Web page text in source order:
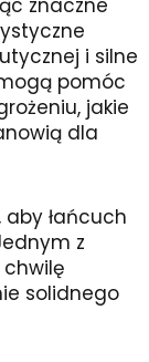
znaczne
i silne
pomóc
jakie
dla
aby łańcuch
z
solidnego